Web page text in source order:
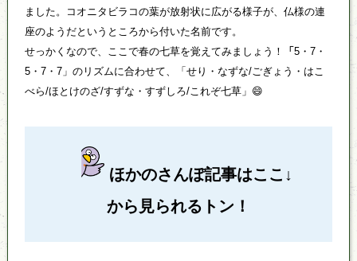
ました。コオニタビラコの葉が放射状に広がる様子が、仏様の連
座のようだというところから付いた名前です。
せっかくなので、ここで春の七草を覚えてみましょう！
「5・7・
5・7・7」のリズムに合わせて、「せり・なずな/ごぎょう・はこ
べら/ほとけのざ/すずな・すずしろ/これぞ七草」😄
ほかのさんぽ記事はここ↓
から見られるトン！